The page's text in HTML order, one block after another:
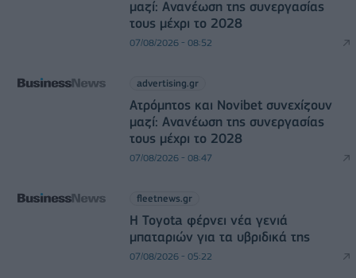
μαζί: Ανανέωση της συνεργασίας
τους μέχρι το 2028
07/08/2026 - 08:52
advertising.gr
Ατρόμητος και Novibet συνεχίζουν
μαζί: Ανανέωση της συνεργασίας
τους μέχρι το 2028
07/08/2026 - 08:47
fleetnews.gr
Η Toyota φέρνει νέα γενιά
μπαταριών για τα υβριδικά της
07/08/2026 - 05:22